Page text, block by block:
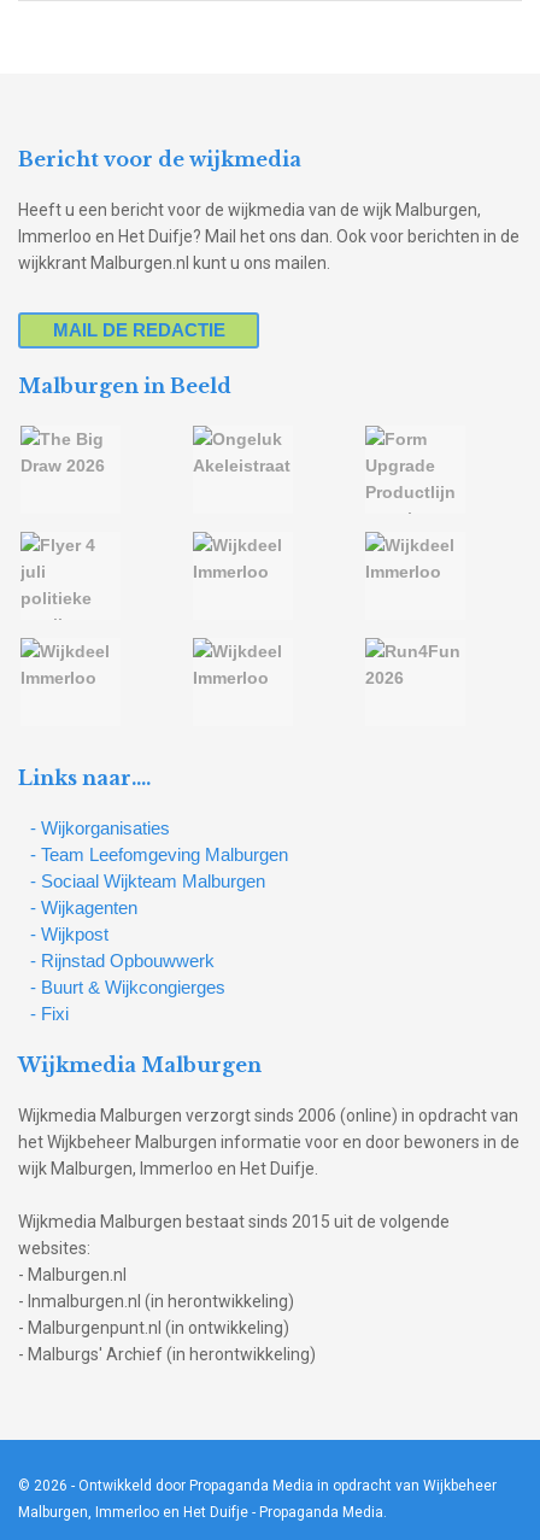
Bericht voor de wijkmedia
Heeft u een bericht voor de wijkmedia van de wijk Malburgen,
Immerloo en Het Duifje? Mail het ons dan. Ook voor berichten in de
wijkkrant Malburgen.nl kunt u ons mailen.
MAIL DE REDACTIE
Malburgen in Beeld
Links naar….
- Wijkorganisaties
- Team Leefomgeving Malburgen
- Sociaal Wijkteam Malburgen
- Wijkagenten
- Wijkpost
- Rijnstad Opbouwwerk
- Buurt & Wijkcongierges
- Fixi
Wijkmedia Malburgen
Wijkmedia Malburgen verzorgt sinds 2006 (online) in opdracht van
het Wijkbeheer Malburgen informatie voor en door bewoners in de
wijk Malburgen, Immerloo en Het Duifje.
Wijkmedia Malburgen bestaat sinds 2015 uit de volgende
websites:
- Malburgen.nl
- Inmalburgen.nl (in herontwikkeling)
- Malburgenpunt.nl (in ontwikkeling)
- Malburgs' Archief (in herontwikkeling)
© 2026 - Ontwikkeld door Propaganda Media in opdracht van Wijkbeheer
Malburgen, Immerloo en Het Duifje - Propaganda Media.